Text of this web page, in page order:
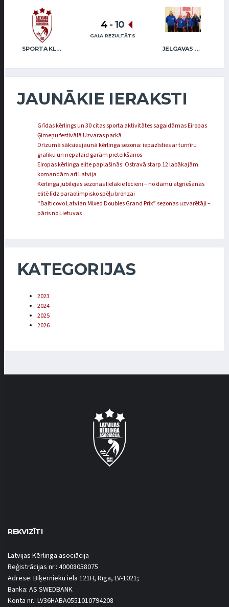
SPORTA KLUBS “OB” / REGŽA JELGAVAS KĒRLINGA KLUBS / BĀRZDAINIS
4 - 10
GALA REZULTĀTS
JAUNĀKIE IERAKSTI
Grīdas kērlings un 30 citas sporta aktivitātes sagaidāmas Eiropas
Ģimeņu festivālā Uzvaras parkā
Drīzumā sāksies jaunā kērlinga sezona: iepazīsties ar turnīru
grafiku un nepalaid garām pieteikšanos
Eiropas kērlinga elite paplašinās: Ostravā starp 12 labākajām
komandām arī Latvija
Kērlinga jubilejas sezonas lielākie lēcieni – no dāmu atgriešanās
elitē līdz paraolimpisko spēļu bronzai
“Balticovo Latvian Mixed Doubles Grand Prix” sezonas uzvarētāji –
pāris no Lietuvas
KATEGORIJAS
2023
2024
2025
2026
REKVIZĪTI
Latvijas Kērlinga asociācija
Reģistrācijas nr.: 40008058075
Adrese: Biķernieku iela 121H, Rīga, LV-1021;
Banka: AS SWEDBANK
Konta nr.: LV36HABA0551010794208